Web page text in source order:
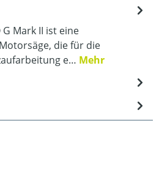
Mark II ist eine
die für die
e… Mehr